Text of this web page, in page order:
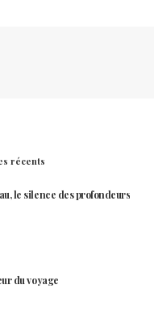
récents
le silence des profondeurs
du voyage